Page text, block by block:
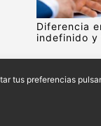
tus preferencias
Diferencia
indefinido